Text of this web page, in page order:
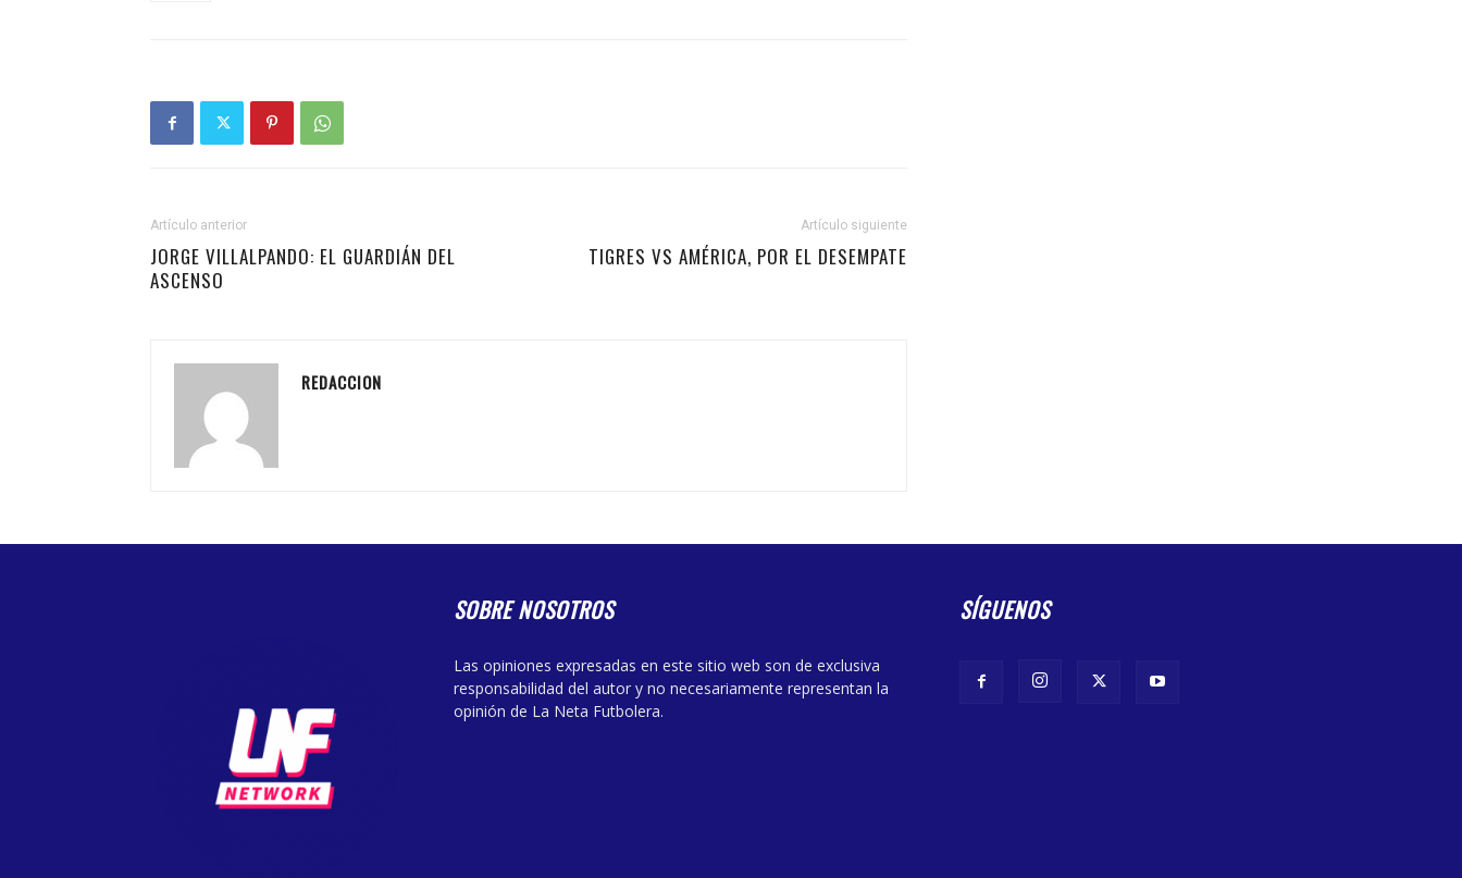
Artículo anterior
JORGE VILLALPANDO: EL GUARDIÁN DEL
ASCENSO
Artículo siguiente
TIGRES VS AMÉRICA, POR EL DESEMPATE
REDACCION
SOBRE NOSOTROS
Las opiniones expresadas en este sitio web son de exclusiva
responsabilidad del autor y no necesariamente representan la
opinión de La Neta Futbolera.
SÍGUENOS